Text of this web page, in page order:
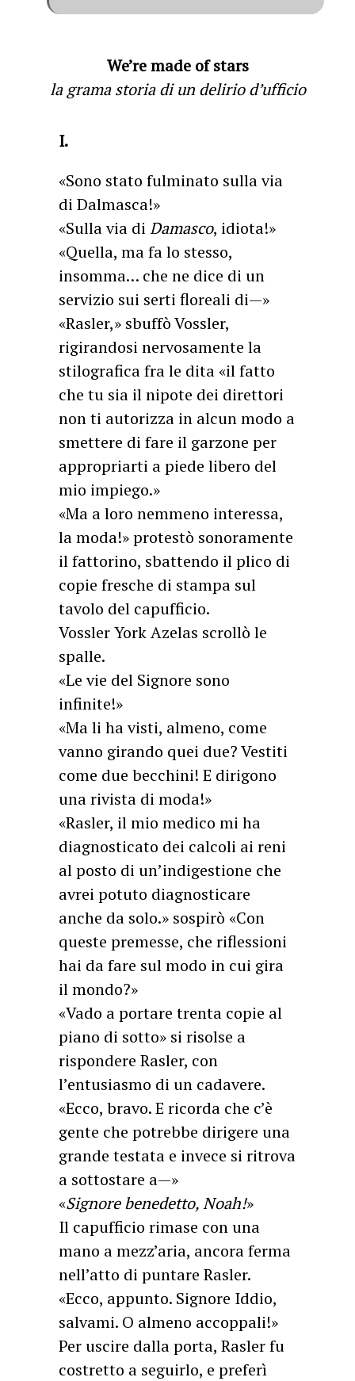
We’re made of stars
la grama storia di un delirio d’ufficio
I.
«Sono stato fulminato sulla via
di Dalmasca!»
«Sulla via di Damasco, idiota!»
«Quella, ma fa lo stesso,
insomma… che ne dice di un
servizio sui serti floreali di—»
«Rasler,» sbuffò Vossler,
rigirandosi nervosamente la
stilografica fra le dita «il fatto
che tu sia il nipote dei direttori
non ti autorizza in alcun modo a
smettere di fare il garzone per
appropriarti a piede libero del
mio impiego.»
«Ma a loro nemmeno interessa,
la moda!» protestò sonoramente
il fattorino, sbattendo il plico di
copie fresche di stampa sul
tavolo del capufficio.
Vossler York Azelas scrollò le
spalle.
«Le vie del Signore sono
infinite!»
«Ma li ha visti, almeno, come
vanno girando quei due? Vestiti
come due becchini! E dirigono
una rivista di moda!»
«Rasler, il mio medico mi ha
diagnosticato dei calcoli ai reni
al posto di un’indigestione che
avrei potuto diagnosticare
anche da solo.» sospirò «Con
queste premesse, che riflessioni
hai da fare sul modo in cui gira
il mondo?»
«Vado a portare trenta copie al
piano di sotto» si risolse a
rispondere Rasler, con
l’entusiasmo di un cadavere.
«Ecco, bravo. E ricorda che c’è
gente che potrebbe dirigere una
grande testata e invece si ritrova
a sottostare a—»
«Signore benedetto, Noah!»
Il capufficio rimase con una
mano a mezz’aria, ancora ferma
nell’atto di puntare Rasler.
«Ecco, appunto. Signore Iddio,
salvami. O almeno accoppali!»
Per uscire dalla porta, Rasler fu
costretto a seguirlo, e preferì